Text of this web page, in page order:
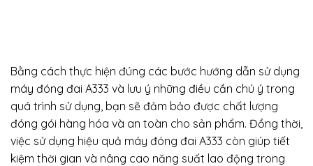
Bằng cách thực hiện đúng các bước hướng dẫn sử dụng
máy đóng đai A333 và lưu ý những điều cần chú ý trong
quá trình sử dụng, bạn sẽ đảm bảo được chất lượng
đóng gói hàng hóa và an toàn cho sản phẩm. Đồng thời,
việc sử dụng hiệu quả máy đóng đai A333 còn giúp tiết
kiệm thời gian và nâng cao năng suất lao động trong